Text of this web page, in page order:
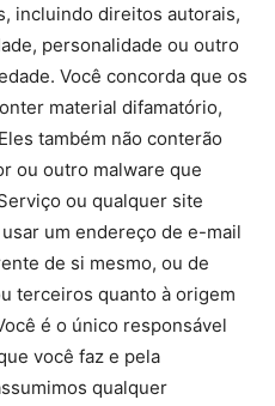
incluindo direitos autorais,
personalidade ou outro
Você concorda que os
material difamatório,
também não conterão
ou outro malware que
ou qualquer site
um endereço de e-mail
de si mesmo, ou de
terceiros quanto à origem
é o único responsável
você faz e pela
qualquer